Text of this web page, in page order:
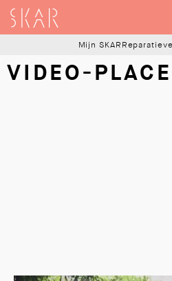
SKAR
Mijn SKAR
VIDEO-